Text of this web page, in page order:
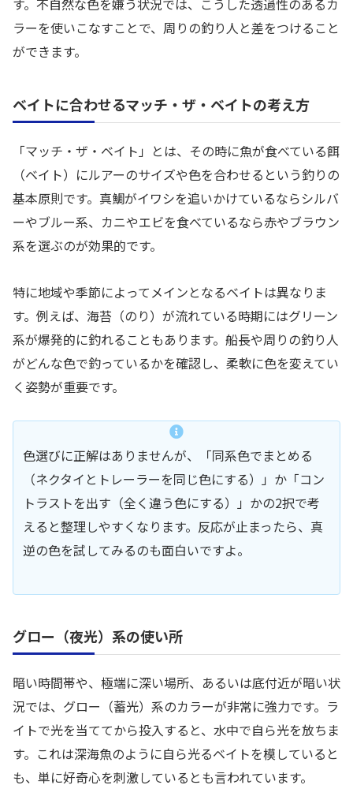
す。不自然な色を嫌う状況では、こうした透過性のあるカ
ラーを使いこなすことで、周りの釣り人と差をつけること
ができます。
ベイトに合わせるマッチ・ザ・ベイトの考え方
「マッチ・ザ・ベイト」とは、その時に魚が食べている餌
（ベイト）にルアーのサイズや色を合わせるという釣りの
基本原則です。真鯛がイワシを追いかけているならシルバ
ーやブルー系、カニやエビを食べているなら赤やブラウン
系を選ぶのが効果的です。
特に地域や季節によってメインとなるベイトは異なりま
す。例えば、海苔（のり）が流れている時期にはグリーン
系が爆発的に釣れることもあります。船長や周りの釣り人
がどんな色で釣っているかを確認し、柔軟に色を変えてい
く姿勢が重要です。
色選びに正解はありませんが、「同系色でまとめる
（ネクタイとトレーラーを同じ色にする）」か「コン
トラストを出す（全く違う色にする）」かの2択で考
えると整理しやすくなります。反応が止まったら、真
逆の色を試してみるのも面白いですよ。
グロー（夜光）系の使い所
暗い時間帯や、極端に深い場所、あるいは底付近が暗い状
況では、グロー（蓄光）系のカラーが非常に強力です。ラ
イトで光を当ててから投入すると、水中で自ら光を放ちま
す。これは深海魚のように自ら光るベイトを模していると
も、単に好奇心を刺激しているとも言われています。